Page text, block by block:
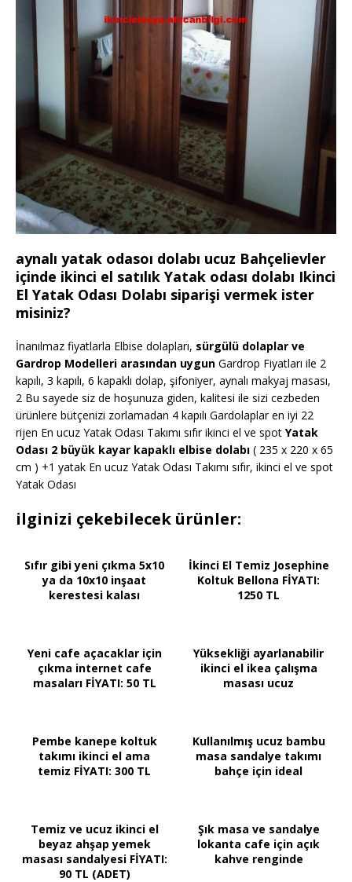
aynalı yatak odasoı dolabı ucuz Bahçelievler
içinde ikinci el satılık Yatak odası dolabı Ikinci
El Yatak Odası Dolabı siparişi vermek ister
misiniz?
İnanılmaz fiyatlarla Elbise dolapları, sürgülü dolaplar ve
Gardrop Modelleri arasından uygun Gardrop Fiyatları ile 2
kapılı, 3 kapılı, 6 kapaklı dolap, şifoniyer, aynalı makyaj masası,
2 Bu sayede siz de hoşunuza giden, kalitesi ile sizi cezbeden
ürünlere bütçenizi zorlamadan 4 kapılı Gardolaplar en iyi 22
rijen En ucuz Yatak Odası Takımı sıfır ikinci el ve spot Yatak
Odası 2 büyük kayar kapaklı elbise dolabı ( 235 x 220 x 65
cm ) +1 yatak En ucuz Yatak Odası Takımı sıfır, ikinci el ve spot
Yatak Odası
ilginizi çekebilecek ürünler:
Sıfır gibi yeni çıkma 5x10
ya da 10x10 inşaat
kerestesi kalası
İkinci El Temiz Josephine
Koltuk Bellona FİYATI:
1250 TL
Yeni cafe açacaklar için
çıkma internet cafe
masaları FİYATI: 50 TL
Yüksekliği ayarlanabilir
ikinci el ikea çalışma
masası ucuz
Pembe kanepe koltuk
takımı ikinci el ama
temiz FİYATI: 300 TL
Kullanılmış ucuz bambu
masa sandalye takımı
bahçe için ideal
Temiz ve ucuz ikinci el
beyaz ahşap yemek
masası sandalyesi FİYATI:
90 TL (ADET)
Şık masa ve sandalye
lokanta cafe için açık
kahve renginde